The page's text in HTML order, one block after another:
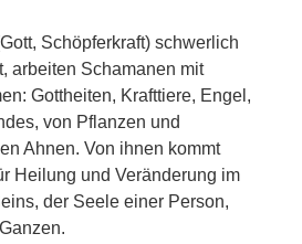
Schöpferkraft) schwerlich
arbeiten Schamanen mit
Gottheiten, Krafttiere, Engel,
von Pflanzen und
Ahnen. Von ihnen kommt
Heilung und Veränderung im
der Seele einer Person,